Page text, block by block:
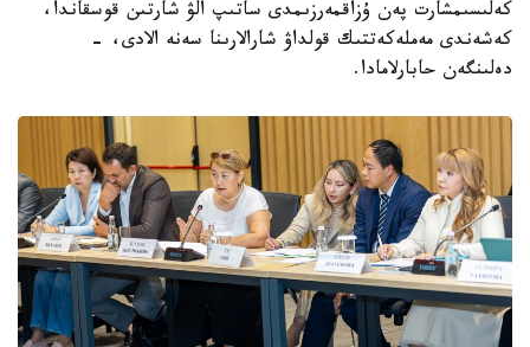
كەلىسىمشارت پەن ۇزاقمەرزىمدى ساتىپ الۋ شارتىن قوسقاندا،
كەشەندى مەملەكەتتىك قولداۋ شارالارىنا سەنە الادى، -
دەلىنگەن حابارلامادا.